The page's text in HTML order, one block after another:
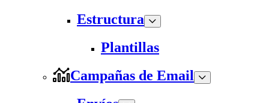
Estructura
Plantillas
Campañas de Email